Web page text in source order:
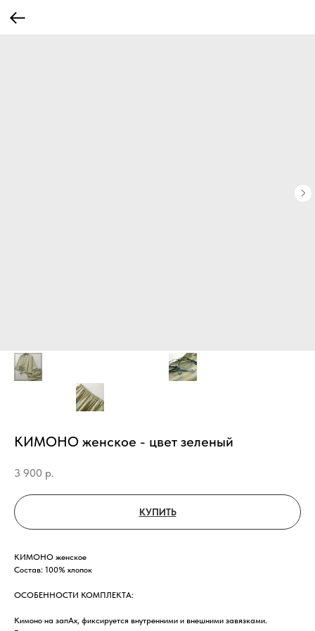
КИМОНО женское - цвет зеленый
3 900 р.
КУПИТЬ
КИМОНО женское
Состав: 100% хлопок
ОСОБЕННОСТИ КОМПЛЕКТА:
Кимоно на запАх, фиксируется внутренними и внешними завязками.